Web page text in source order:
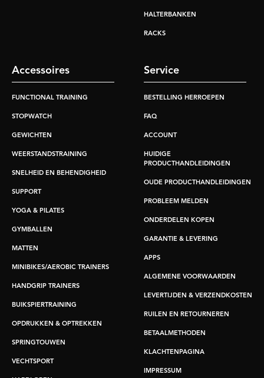
HALTERBANKEN
RACKS
Accessoires
FUNCTIONAL TRAINING
STOPWATCH
GEWICHTEN
WEERSTANDSTRAINING
SNELHEID EN BEHENDIGHEID
SUPPORT
YOGA & PILATES
GYMBALLEN
MATTEN
MINIBIKES/AEROBIC TRAINERS
HANDGRIP TRAINERS
BUIKSPIERTRAINING
OPDRUKKEN & OPTREKKEN
SPRINGTOUWEN
VECHTSPORT
Service
BESTELLING HERROEPEN
FAQ
ACCOUNT
HUIDIGE
PRODUCTHANDLEIDINGEN
OUDE PRODUCTHANDLEIDINGEN
PROBLEEM MELDEN
ONDERDELEN KOPEN
GARANTIE & LEVERING
APPS
ALGEMENE VOORWAARDEN
LEVERTIJDEN & VERZENDKOSTEN
RUILEN EN RETOURNEREN
BETAALMETHODEN
KLACHTENPAGINA
IMPRESSUM